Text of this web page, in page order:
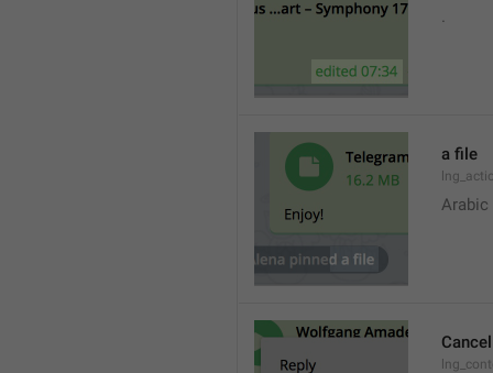
.
a file
Arabic